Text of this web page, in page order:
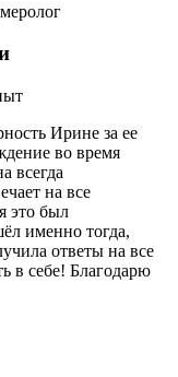
Ирине за ее
во время
всегда
на все
это был
именно тогда,
ответы на все
в себе! Благодарю